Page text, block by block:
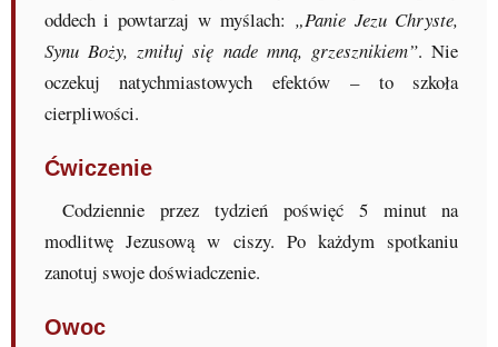
oddech i powtarzaj w myślach: „Panie Jezu Chryste,
Synu Boży, zmiłuj się nade mną, grzesznikiem”. Nie
oczekuj natychmiastowych efektów – to szkoła
cierpliwości.
Ćwiczenie
Codziennie przez tydzień poświęć 5 minut na
modlitwę Jezusową w ciszy. Po każdym spotkaniu
zanotuj swoje doświadczenie.
Owoc